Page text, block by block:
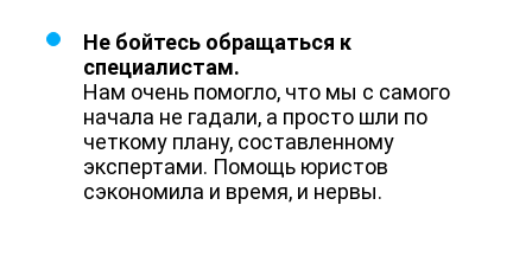
Не бойтесь обращаться к
специалистам.
Нам очень помогло, что мы с самого
начала не гадали, а просто шли по
четкому плану, составленному
экспертами. Помощь юристов
сэкономила и время, и нервы.